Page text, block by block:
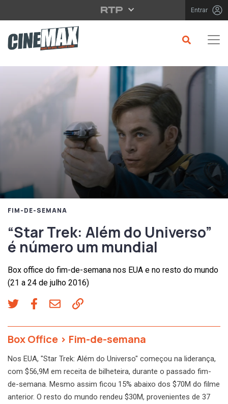
Saltar para o conteúdo principal Entrar
FIM-DE-SEMANA
“Star Trek: Além do Universo”
é número um mundial
Box office do fim-de-semana nos EUA e no resto do mundo
(21 a 24 de julho 2016)
Box Office > Fim-de-semana
Nos EUA, "Star Trek: Além do Universo" começou na liderança,
com $56,9M em receita de bilheteira, durante o passado fim-
de-semana. Mesmo assim ficou 15% abaixo dos $70M do filme
anterior. O resto do mundo rendeu $30M, provenientes de 37